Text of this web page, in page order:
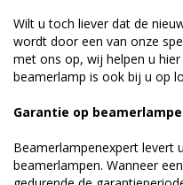
Wilt u toch liever dat de
wordt door een van onze
met ons op, wij helpen u
beamerlamp is ook bij u op
Garantie op
Beamerlampenexpert levert
beamerlampen. Wanneer